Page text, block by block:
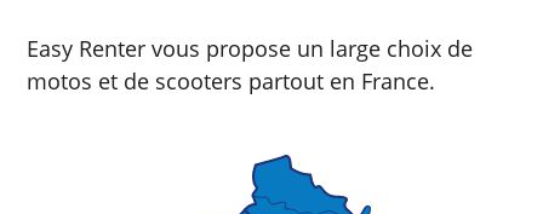
Easy Renter vous propose un large choix de
motos et de scooters partout en France.